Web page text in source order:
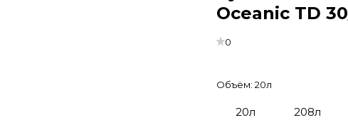
Oceanic TD
0
Объём:20л
20л 208л